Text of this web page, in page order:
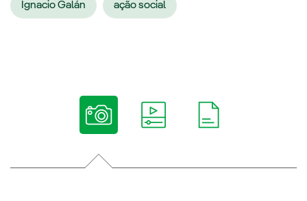
Ignacio Galán ação social